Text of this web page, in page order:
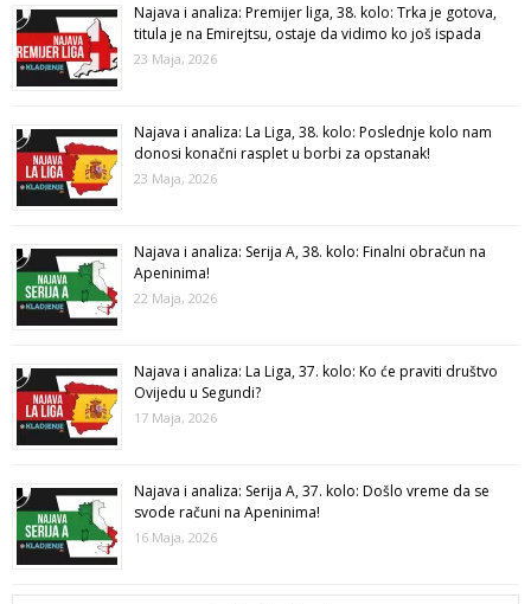
Najava i analiza: Premijer liga, 38. kolo: Trka je gotova,
titula je na Emirejtsu, ostaje da vidimo ko još ispada
23 Maja, 2026
Najava i analiza: La Liga, 38. kolo: Poslednje kolo nam
donosi konačni rasplet u borbi za opstanak!
23 Maja, 2026
Najava i analiza: Serija A, 38. kolo: Finalni obračun na
Apeninima!
22 Maja, 2026
Najava i analiza: La Liga, 37. kolo: Ko će praviti društvo
Ovijedu u Segundi?
17 Maja, 2026
Najava i analiza: Serija A, 37. kolo: Došlo vreme da se
svode računi na Apeninima!
16 Maja, 2026